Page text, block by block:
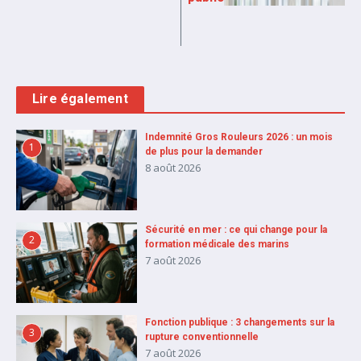
Lire également
1
Indemnité Gros Rouleurs 2026 : un mois
de plus pour la demander
8 août 2026
2
Sécurité en mer : ce qui change pour la
formation médicale des marins
7 août 2026
3
Fonction publique : 3 changements sur la
rupture conventionnelle
7 août 2026